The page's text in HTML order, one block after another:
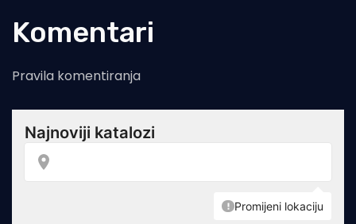
Komentari
Pravila komentiranja